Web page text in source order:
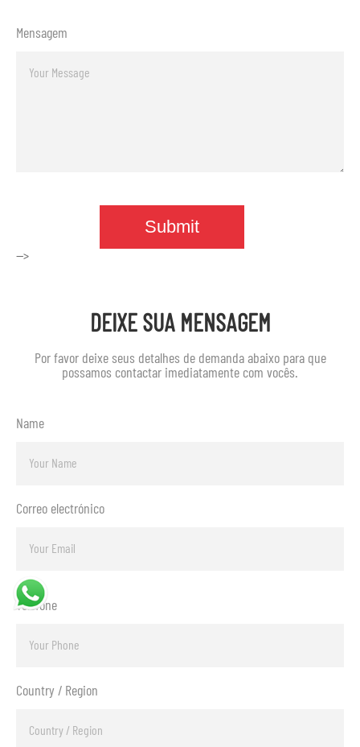
Mensagem
-->
DEIXE SUA MENSAGEM
Por favor deixe seus detalhes de demanda abaixo para que
possamos contactar imediatamente com vocês.
Name
Correo electrónico
Telefone
Country / Region